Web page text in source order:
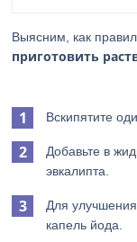
Выясним, как
приготовить
Вскипятите
Добавьте в
эвкалипта.
Для
капель йода.